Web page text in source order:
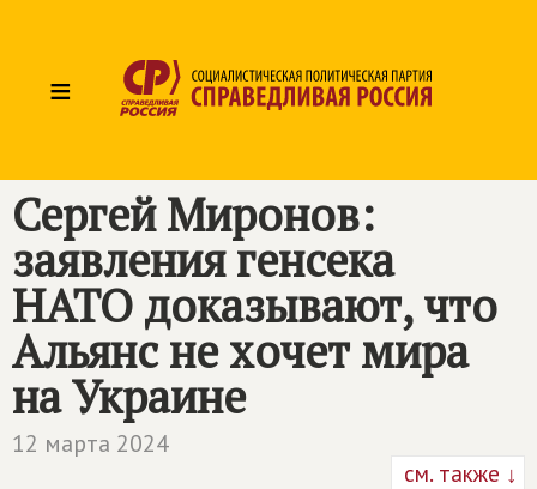
≡
Сергей Миронов:
заявления генсека
НАТО доказывают, что
Альянс не хочет мира
на Украине
12 марта 2024
см. также ↓